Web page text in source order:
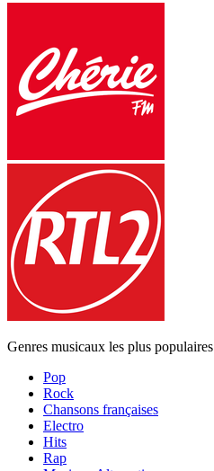
Genres musicaux les plus populaires
Pop
Rock
Chansons françaises
Electro
Hits
Rap